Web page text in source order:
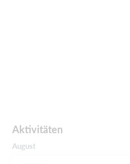
Aktivitäten
August